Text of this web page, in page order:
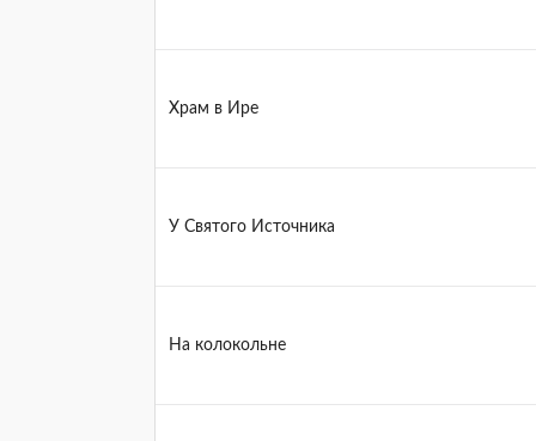
Храм в Ире
У Святого Источника
На колокольне